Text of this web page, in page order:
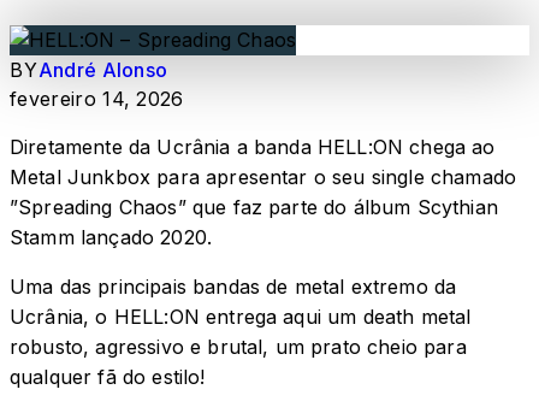
BYAndré Alonso
fevereiro 14, 2026
Diretamente da Ucrânia a banda HELL:ON chega ao
Metal Junkbox para apresentar o seu single chamado
”Spreading Chaos” que faz parte do álbum Scythian
Stamm lançado 2020.
Uma das principais bandas de metal extremo da
Ucrânia, o HELL:ON entrega aqui um death metal
robusto, agressivo e brutal, um prato cheio para
qualquer fã do estilo!